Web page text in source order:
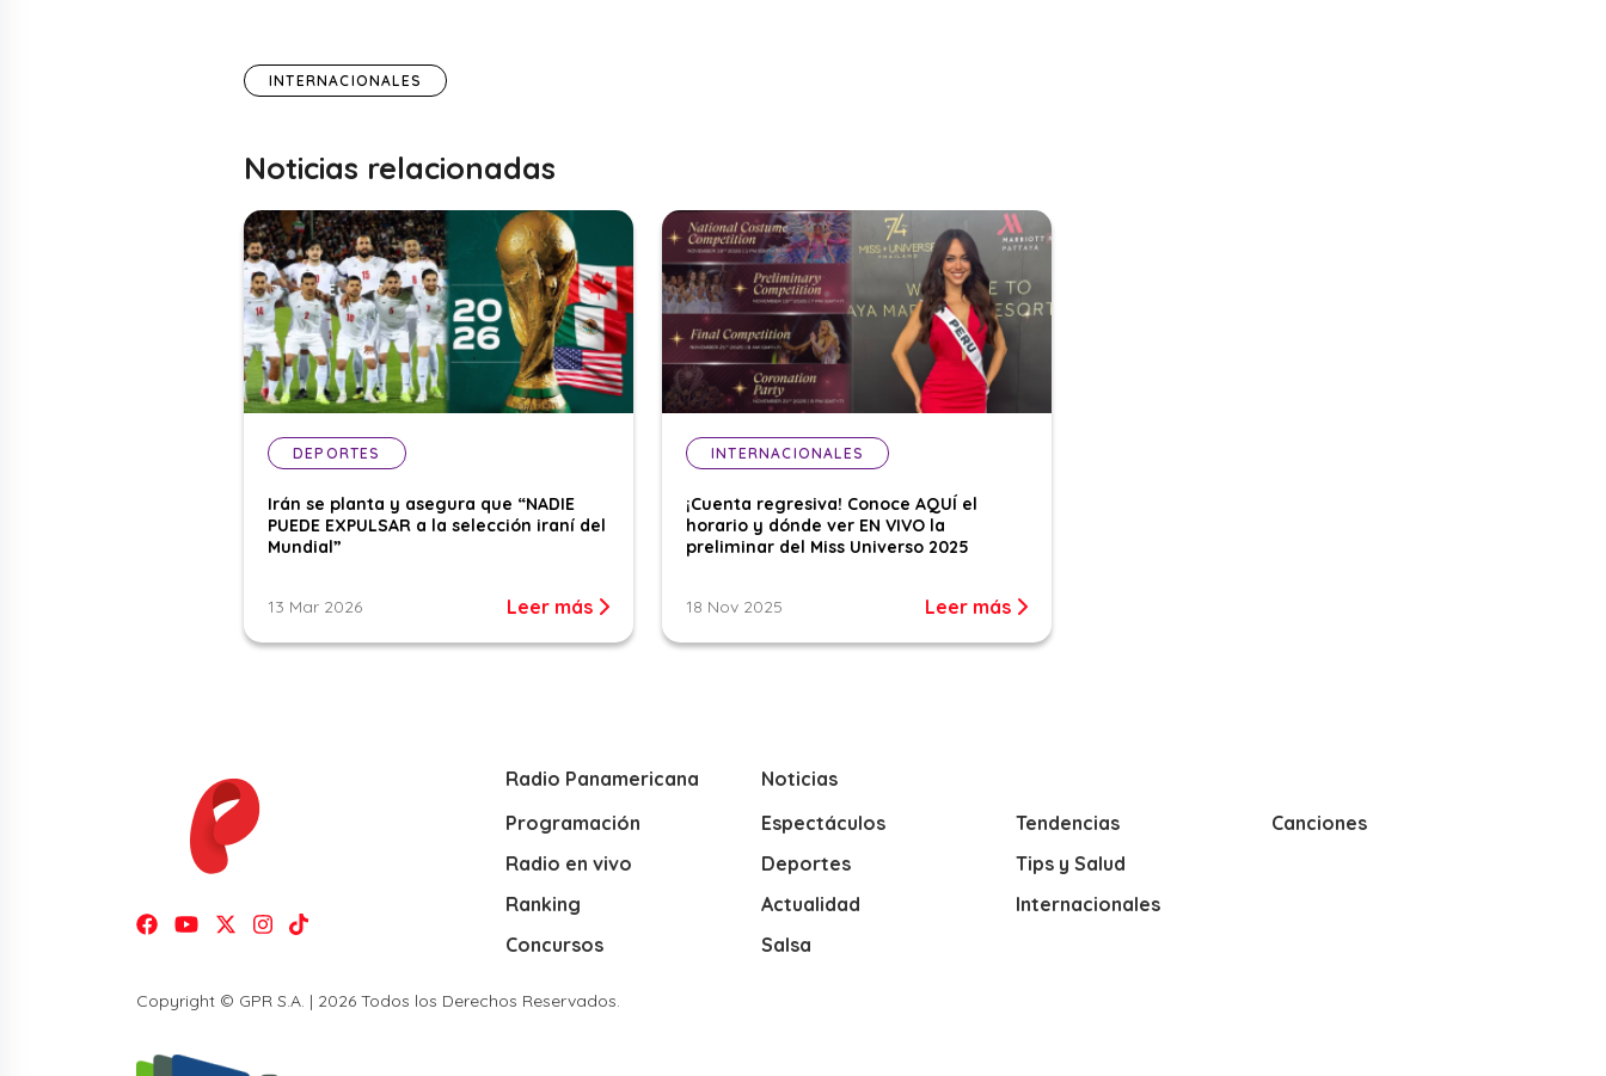
INTERNACIONALES
Noticias relacionadas
DEPORTES
Irán se planta y asegura que “NADIE
PUEDE EXPULSAR a la selección iraní del
Mundial”
13 Mar 2026 Leer más
INTERNACIONALES
¡Cuenta regresiva! Conoce AQUÍ el
horario y dónde ver EN VIVO la
preliminar del Miss Universo 2025
18 Nov 2025 Leer más
Radio Panamericana
Programación
Radio en vivo
Ranking
Concursos
Noticias
Espectáculos
Deportes
Actualidad
Salsa
Tendencias
Tips y Salud
Internacionales
Canciones
Copyright © GPR S.A. | 2026 Todos los Derechos Reservados.